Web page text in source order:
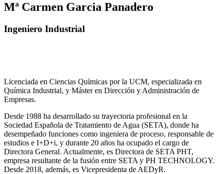
Mª Carmen Garcia Panadero
Ingeniero Industrial
Licenciada en Ciencias Químicas por la UCM, especializada en
Química Industrial, y Máster en Dirección y Administración de
Empresas.
Desde 1988 ha desarrollado su trayectoria profesional en la
Sociedad Española de Tratamiento de Agua (SETA), donde ha
desempeñado funciones como ingeniera de proceso, responsable de
estudios e I+D+i, y durante 20 años ha ocupado el cargo de
Directora General. Actualmente, es Directora de SETA PHT,
empresa resultante de la fusión entre SETA y PH TECHNOLOGY.
Desde 2018, además, es Vicepresidenta de AEDyR.